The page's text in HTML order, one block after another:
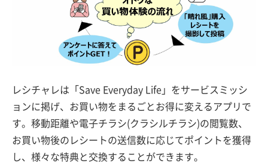
レシチャレは「Save Everyday Life」をサービスミッシ
ョンに掲げ、お買い物をまるごとお得に変えるアプリで
す。移動距離や電子チラシ(クラシルチラシ)の閲覧数、
お買い物後のレシートの送信数に応じてポイントを獲得
し、様々な特典と交換することができます。